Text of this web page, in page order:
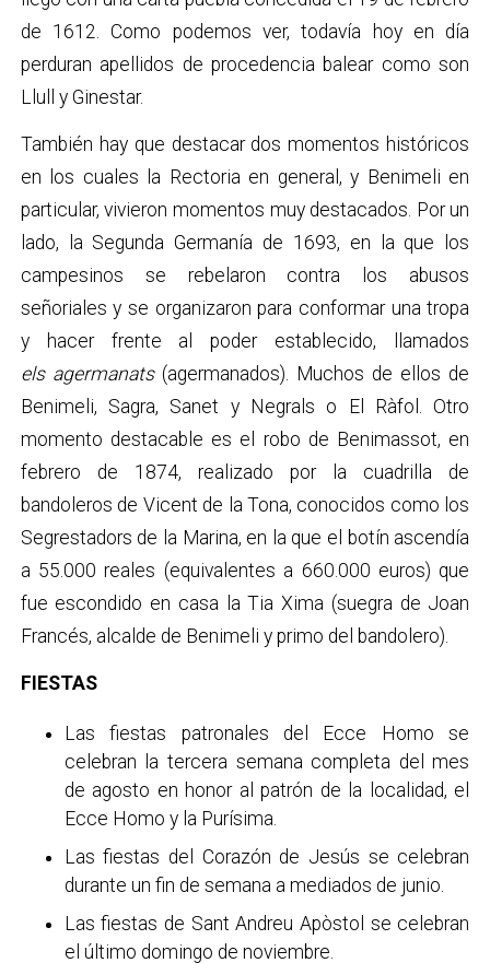
de 1612. Como podemos ver, todavía hoy en día
perduran apellidos de procedencia balear como son
Llull y Ginestar.
También hay que destacar dos momentos históricos
en los cuales la Rectoria en general, y Benimeli en
particular, vivieron momentos muy destacados. Por un
lado, la Segunda Germanía de 1693, en la que los
campesinos se rebelaron contra los abusos
señoriales y se organizaron para conformar una tropa
y hacer frente al poder establecido, llamados
els agermanats (agermanados). Muchos de ellos de
Benimeli, Sagra, Sanet y Negrals o El Ràfol. Otro
momento destacable es el robo de Benimassot, en
febrero de 1874, realizado por la cuadrilla de
bandoleros de Vicent de la Tona, conocidos como los
Segrestadors de la Marina, en la que el botín ascendía
a 55.000 reales (equivalentes a 660.000 euros) que
fue escondido en casa la Tia Xima (suegra de Joan
Francés, alcalde de Benimeli y primo del bandolero).
FIESTAS
Las fiestas patronales del Ecce Homo se
celebran la tercera semana completa del mes
de agosto en honor al patrón de la localidad, el
Ecce Homo y la Purísima.
Las fiestas del Corazón de Jesús se celebran
durante un fin de semana a mediados de junio.
Las fiestas de Sant Andreu Apòstol se celebran
el último domingo de noviembre.